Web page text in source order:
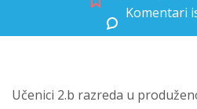
Komentari
Učenici 2.b razreda u